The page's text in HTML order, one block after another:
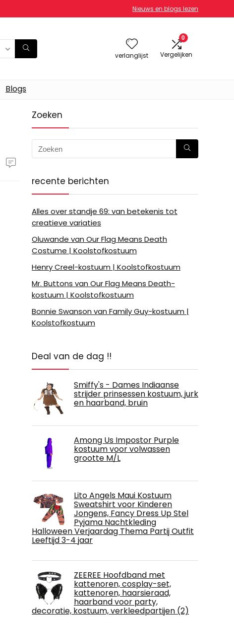
Nieuws en blogs lezen
verlanglijst
0
Vergelijken
Blogs
Zoeken
recente berichten
Alles over standje 69: van betekenis tot
creatieve variaties
Oluwande van Our Flag Means Death
Costume | Koolstofkostuum
Henry Creel-kostuum | Koolstofkostuum
Mr. Buttons van Our Flag Means Death-
kostuum | Koolstofkostuum
Bonnie Swanson van Family Guy-kostuum |
Koolstofkostuum
Deal van de dag !!
Smiffy's - Dames Indiaanse
strijder prinsessen kostuum, jurk
en haarband, bruin
Among Us Impostor Purple
kostuum voor volwassen
grootte M/L
Lito Angels Maui Kostuum
Sweatshirt voor Kinderen
Jongens, Fancy Dress Up Stel
Pyjama Nachtkleding
Halloween Verjaardag Thema Partij Outfit
Leeftijd 3-4 jaar
ZEEREE Hoofdband met
kattenoren, cosplay-set,
kattenoren, haarsieraad,
haarband voor party,
decoratie, kostuum, verkleedpartijen (2)